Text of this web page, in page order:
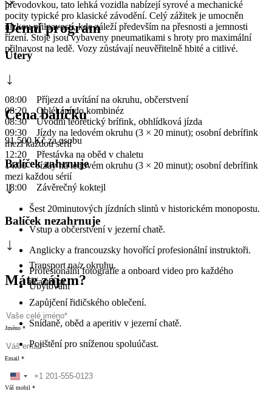
převodovkou, tato lehká vozidla nabízejí syrové a mechanické
pocity typické pro klasické závodění. Celý zážitek je umocněn
nízkou přilnavostí, kde záleží především na přesnosti a jemnosti
řízení. Stoje jsou vybaveny pneumatikami s hroty pro maximální
přilnavost na ledě. Vozy zůstávají neuvěřitelně hbité a citlivé.
Denní program
Úterý
08:00 Příjezd a uvítání na okruhu, občerstvení
08:20 Oblékání do kombinéz
08:30 Úvodní teoretický brífink, obhlídková jízda
09:30 Jízdy na ledovém okruhu (3 × 20 minut); osobní debrífink
mezi každou sérií
12:20 Přestávka na oběd v chaletu
14:00 Jízdy na ledovém okruhu (3 × 20 minut); osobní debrífink
mezi každou sérií
18:00 Závěrečný koktejl
Cena balíčku
91 500 Kč za osobu
Balíček zahrnuje
Šest 20minutových jízdních slintů v historickém monopostu.
Vstup a občerstvení v jezerní chatě.
Anglicky a francouzsky hovořící profesionální instruktoři.
Profesionální fotografie a onboard video pro každého
účastníka.
Zapůjčení řidičského oblečení.
Snídaně, oběd a aperitiv v jezerní chatě.
Pojištění pro sníženou spoluúčast.
Balíček nezahrnuje
Transport na/z okruhu.
Ubytování
Máte zájem?
Jméno *
Email *
Váš mobil *